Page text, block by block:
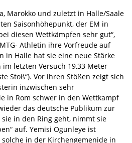
Marokko und zuletzt in Halle/Saale
Saisonhöhepunkt, der EM in
diesen Wettkämpfen sehr gut“,
Athletin ihre Vorfreude auf
in Halle hat sie eine neue Stärke
letzten Versuch 19,33 Meter
Stoß“). Vor ihren Stößen zeigt sich
inzwischen sehr
in Rom schwer in den Wettkampf
das deutsche Publikum zur
in den Ring geht, nimmt sie
auf. Yemisi Ogunleye ist
in der Kirchengemenide in